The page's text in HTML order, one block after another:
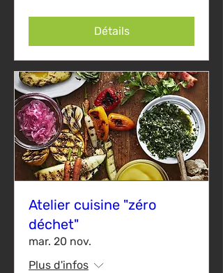
Détails
Atelier cuisine "zéro
déchet"
mar. 20 nov.
Plus d'infos